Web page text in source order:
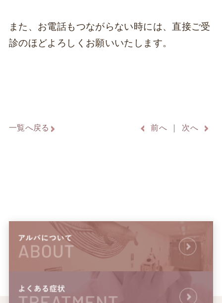
また、お電話もつながらない時には、直接ご受
診のほどよろしくお願いいたします。
一覧へ戻る 前へ 次へ